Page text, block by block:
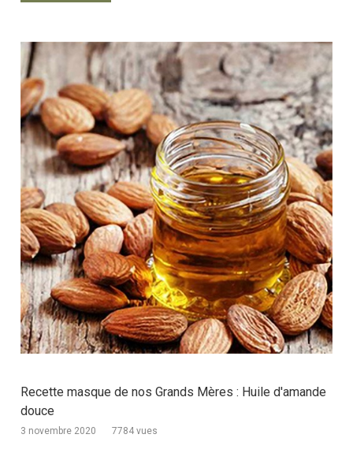
Recette masque de nos Grands Mères : Huile d'amande
douce
3 novembre 2020 7784 vues